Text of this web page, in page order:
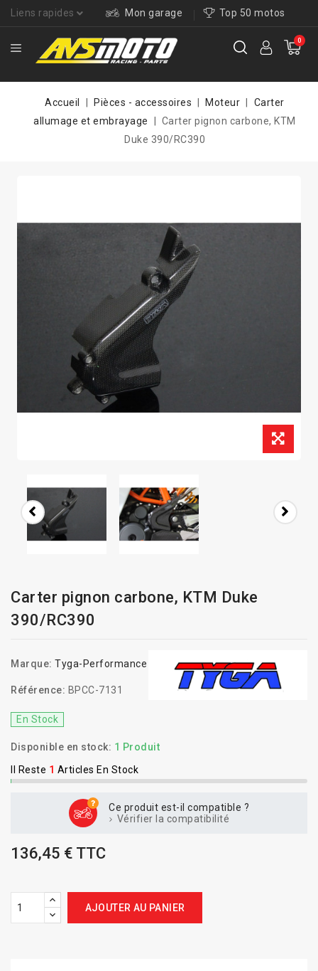
Liens rapides Mon garage Top 50 motos
0
Accueil Pièces - accessoires Moteur
Carter
allumage et embrayage
Carter pignon carbone, KTM
Duke 390/RC390
Carter pignon carbone, KTM Duke
390/RC390
Marque: Tyga-Performance
Référence: BPCC-7131
En Stock
Disponible en stock: 1 Produit
Il Reste 1 Articles En Stock
Ce produit est-il compatible ?
Vérifier la compatibilité
136,45 € TTC
AJOUTER AU PANIER